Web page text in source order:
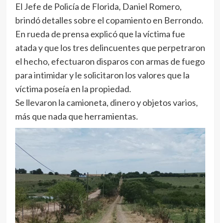
El Jefe de Policía de Florida, Daniel Romero,
brindó detalles sobre el copamiento en Berrondo.
En rueda de prensa explicó que la víctima fue
atada y que los tres delincuentes que perpetraron
el hecho, efectuaron disparos con armas de fuego
para intimidar y le solicitaron los valores que la
víctima poseía en la propiedad.
Se llevaron la camioneta, dinero y objetos varios,
más que nada que herramientas.